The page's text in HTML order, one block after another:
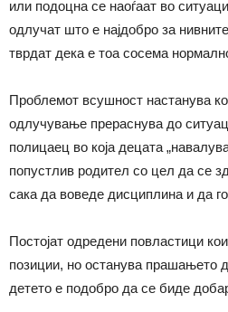
или подоцна се наоѓаат во
одлучат што е најдобро за
тврдат дека е тоа сосема
Проблемот всушност настанува
одлучување прераснува до
полицаец во која децата
попустлив родител со цел да се
сака да воведе дисциплина и да
Постојат одредени повластици
позиции, но останува прашањето
детето е подобро да се биде